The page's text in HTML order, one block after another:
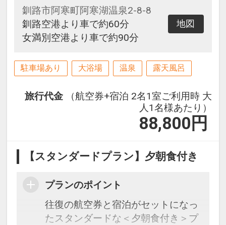
釧路市阿寒町阿寒湖温泉2-8-8
釧路空港より車で約60分
女満別空港より車で約90分
地図
駐車場あり 大浴場 温泉 露天風呂
旅行代金
（航空券+宿泊 2名1室ご利用時 大
人1名様あたり）
88,800 円
【スタンダードプラン】夕朝食付き
プランのポイント
往復の航空券と宿泊がセットになっ
たスタンダードな＜夕朝食付き＞プ